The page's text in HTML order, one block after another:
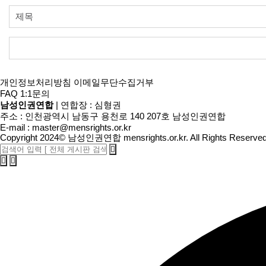
개인정보처리방침 이메일무단수집거부
FAQ 1:1문의
남성인권연합 | 연합장 : 심형권
주소 : 인천광역시 남동구 용천로 140 207호 남성인권연합
E-mail : master@mensrights.or.kr
Copyright 2024© 남성인권연합 mensrights.or.kr. All Rights